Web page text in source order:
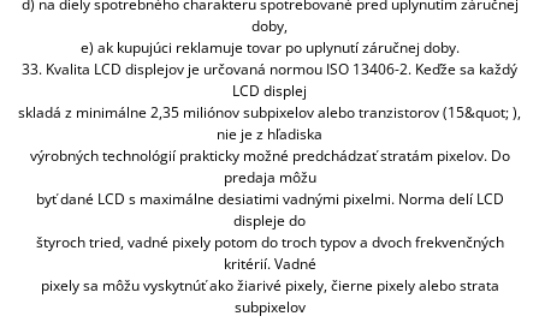
d) na diely spotrebného charakteru spotrebované pred uplynutím záručnej
doby,
e) ak kupujúci reklamuje tovar po uplynutí záručnej doby.
33. Kvalita LCD displejov je určovaná normou ISO 13406-2. Keďže sa každý
LCD displej
skladá z minimálne 2,35 miliónov subpixelov alebo tranzistorov (15&quot; ),
nie je z hľadiska
výrobných technológií prakticky možné predchádzať stratám pixelov. Do
predaja môžu
byť dané LCD s maximálne desiatimi vadnými pixelmi. Norma delí LCD
displeje do
štyroch tried, vadné pixely potom do troch typov a dvoch frekvenčných
kritérií. Vadné
pixely sa môžu vyskytnúť ako žiarivé pixely, čierne pixely alebo strata
subpixelov